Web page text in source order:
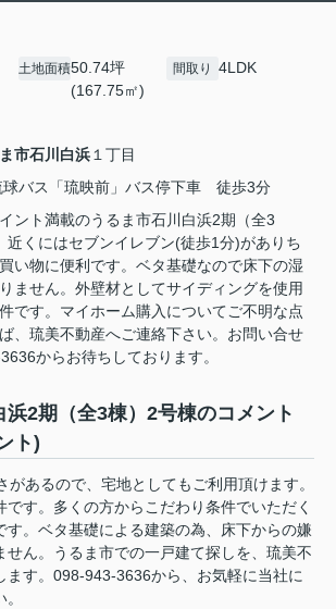
土地面積50.74坪
(167.75㎡)
間取り 4LDK
市石川白浜 １丁目
球バス「琉映前」バス停下車 徒歩3分
ント満載のうるま市石川白浜2期（全3
近くにはセブンイレブン(徒歩1分)がありち
い物に便利です。ベタ基礎なので床下の湿
ません。外壁材としてサイディングを使用
です。マイホーム購入についてご不明な点
、琉美不動産へご連絡下さい。お問い合せ
からお待ちしております。
浜2期（全3棟）2号棟のコメント
ト)
があるので、宅地としてもご利用頂けます。
です。多くの方からこだわり条件でいただく
す。ベタ基礎による建築の為、床下からの嫌
せん。うるま市での一戸建て探しを、琉美不
ます。098-943-3636から、お気軽に当社に